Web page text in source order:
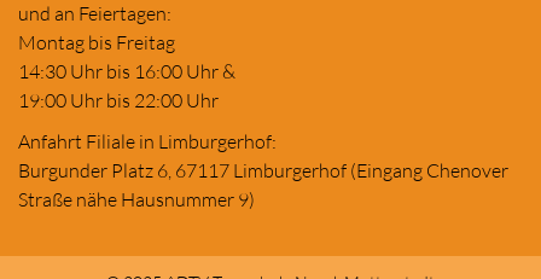
und an Feiertagen:
Montag bis Freitag
14:30 Uhr bis 16:00 Uhr &
19:00 Uhr bis 22:00 Uhr
Anfahrt Filiale in Limburgerhof:
Burgunder Platz 6, 67117 Limburgerhof (Eingang Chenover
Straße nähe Hausnummer 9)